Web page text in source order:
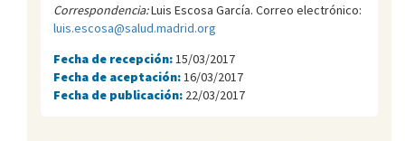
Correspondencia:Luis Escosa García. Correo electrónico:
luis.escosa@salud.madrid.org
Fecha de recepción: 15/03/2017
Fecha de aceptación: 16/03/2017
Fecha de publicación: 22/03/2017